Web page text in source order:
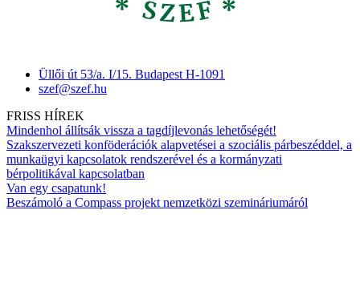
Üllői út 53/a. I/15. Budapest H-1091
szef@szef.hu
FRISS HÍREK
Mindenhol állítsák vissza a tagdíjlevonás lehetőségét!
Szakszervezeti konföderációk alapvetései a szociális párbeszéddel, a
munkaügyi kapcsolatok rendszerével és a kormányzati
bérpolitikával kapcsolatban
Van egy csapatunk!
Beszámoló a Compass projekt nemzetközi szemináriumáról